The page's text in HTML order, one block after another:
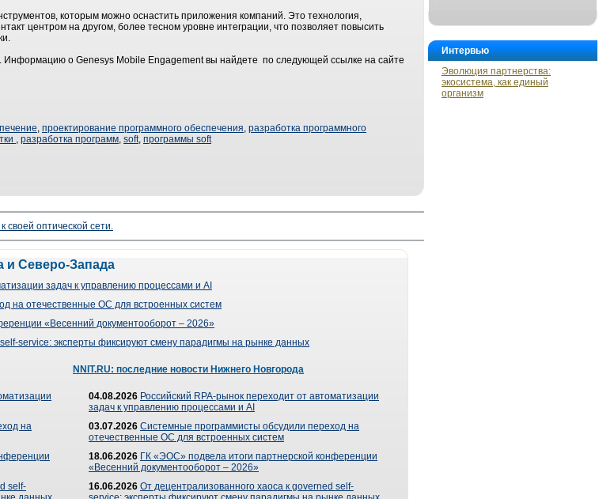
Интервью
Эволюция партнерства:
экосистема, как единый
организм
которым можно оснастить приложения компаний. Это технология,
центром на другом, более тесном уровне интеграции, что позволяет повысить
Информацию о Genesys Mobile Engagement вы найдете по следующей ссылке на сайте
, проектирование программного обеспечения, разработка программного
, разработка программ, soft, программы soft
своей оптической сети.
и Северо-Запада
задач к управлению процессами и AI
на отечественные ОС для встроенных систем
«Весенний документооборот – 2026»
service: эксперты фиксируют смену парадигмы на рынке данных
на
self-
NNIT.RU: последние новости Нижнего Новгорода
04.08.2026 Российский RPA-рынок переходит от автоматизации
задач к управлению процессами и AI
03.07.2026 Системные программисты обсудили переход на
отечественные ОС для встроенных систем
18.06.2026 ГК «ЭОС» подвела итоги партнерской конференции
«Весенний документооборот – 2026»
16.06.2026 От децентрализованного хаоса к governed self-